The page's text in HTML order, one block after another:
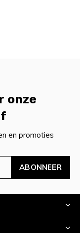
onze
en promoties
ABONNEER